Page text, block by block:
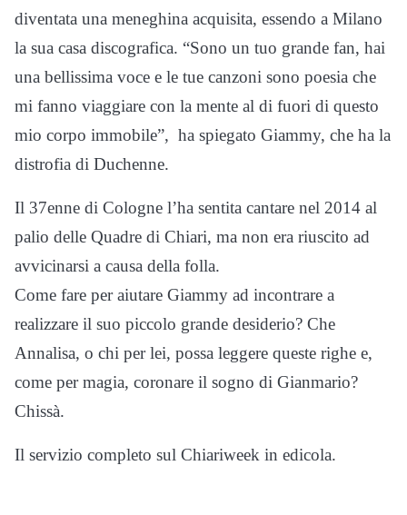
diventata una meneghina acquisita, essendo a Milano
la sua casa discografica. “Sono un tuo grande fan, hai
una bellissima voce e le tue canzoni sono poesia che
mi fanno viaggiare con la mente al di fuori di questo
mio corpo immobile”, ha spiegato Giammy, che ha la
distrofia di Duchenne.
Il 37enne di Cologne l’ha sentita cantare nel 2014 al
palio delle Quadre di Chiari, ma non era riuscito ad
avvicinarsi a causa della folla.
Come fare per aiutare Giammy ad incontrare a
realizzare il suo piccolo grande desiderio? Che
Annalisa, o chi per lei, possa leggere queste righe e,
come per magia, coronare il sogno di Gianmario?
Chissà.
Il servizio completo sul Chiariweek in edicola.